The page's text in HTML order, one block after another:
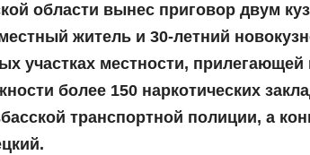
области вынес приговор двум
житель и 30-летний
участках местности, прилегающей
более 150 наркотических
транспортной полиции, а